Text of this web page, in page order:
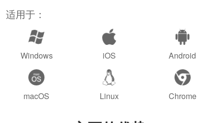
适用于：
Windows iOS Android
macOS Linux Chrome